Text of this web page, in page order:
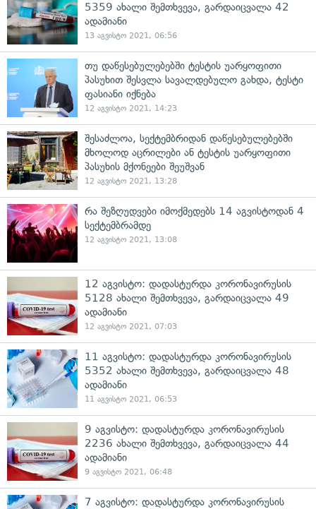
5359 ახალი შემთხვევა, გარდაიცვალა 42
ადამიანი
13 აგვისტო 2021, 06:56
თუ დაწესებულებებში ტესტის უარყოფითი
პასუხით შესვლა სავალდებულო გახდა, ტესტი
ფასიანი იქნება
12 აგვისტო 2021, 14:23
შესაძლოა, სექტემბრიდან დაწესებულებებში
მხოლოდ აცრილები ან ტესტის უარყოფითი
პასუხის მქონეები შეუშვან
12 აგვისტო 2021, 13:28
რა შეზღუდვები იმოქმედებს 14 აგვისტოდან 4
სექტემბრამდე
12 აგვისტო 2021, 13:08
12 აგვისტო: დადასტურდა კორონავირუსის
5128 ახალი შემთხვევა, გარდაიცვალა 49
ადამიანი
12 აგვისტო 2021, 07:03
11 აგვისტო: დადასტურდა კორონავირუსის
5352 ახალი შემთხვევა, გარდაიცვალა 48
ადამიანი
11 აგვისტო 2021, 06:53
9 აგვისტო: დადასტურდა კორონავირუსის
2236 ახალი შემთხვევა, გარდაიცვალა 44
ადამიანი
9 აგვისტო 2021, 06:48
7 აგვისტო: დადასტურდა კორონავირუსის